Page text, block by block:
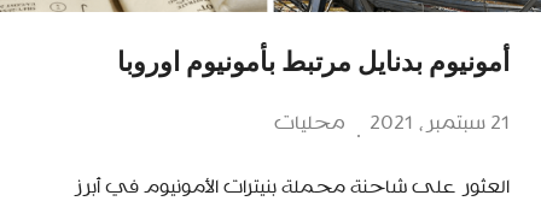
أمونيوم بدنايل مرتبط بأمونيوم اوروبا
21 سبتمبر، 2021 محليات
العثور على شاحنة محملة بنيترات الأمونيوم في أبرز